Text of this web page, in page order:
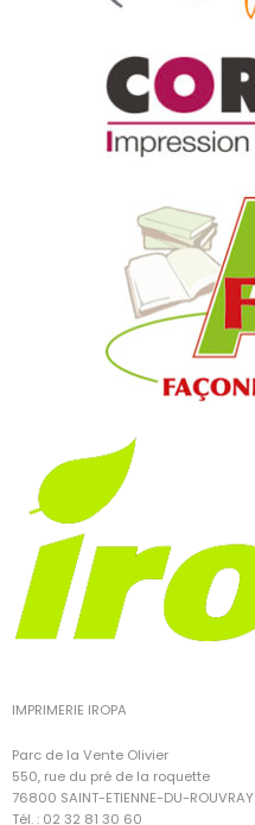
IMPRIMERIE IROPA
Parc de la Vente Olivier
550, rue du pré de la roquette
76800 SAINT-ETIENNE-DU-ROUVRAY
Tél. : 02 32 81 30 60